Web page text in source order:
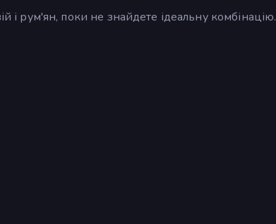
і рум'ян, поки не знайдете ідеальну комбінацію.